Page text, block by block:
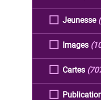
Jeunesse
Images
Cartes